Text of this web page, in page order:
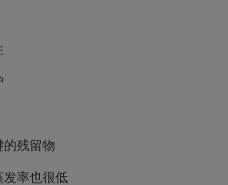
的残留物
发率也很低